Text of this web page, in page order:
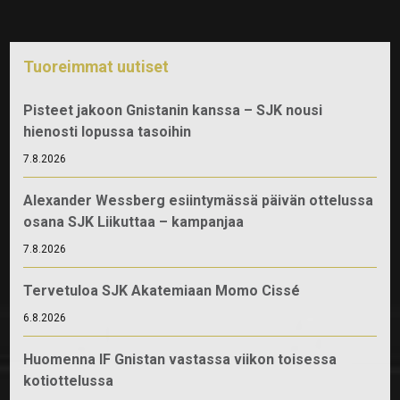
Tuoreimmat uutiset
Pisteet jakoon Gnistanin kanssa – SJK nousi
hienosti lopussa tasoihin
7.8.2026
Alexander Wessberg esiintymässä päivän ottelussa
osana SJK Liikuttaa – kampanjaa
7.8.2026
Tervetuloa SJK Akatemiaan Momo Cissé
6.8.2026
Huomenna IF Gnistan vastassa viikon toisessa
kotiottelussa